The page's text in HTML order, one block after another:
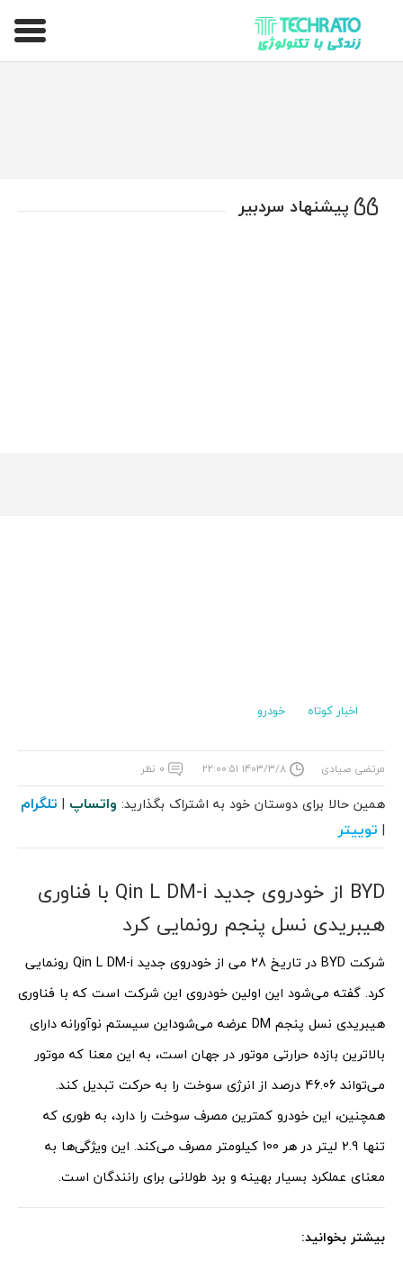
تکراتو – زندگی با تکنولوژی
پیشنهاد سردبیر
اخبار کوتاه خودرو
مرتضی صیادی ۱۴۰۳/۳/۸ ۲۲:۰۰:۵۱ ۰ نظر
همین حالا برای دوستان خود به اشتراک بگذارید: واتساپ | تلگرام
| توییتر
BYD از خودروی جدید Qin L DM-i با فناوری
هیبریدی نسل پنجم رونمایی کرد
شرکت BYD در تاریخ 28 می از خودروی جدید Qin L DM-i رونمایی
کرد. گفته می‌شود این اولین خودروی این شرکت است که با فناوری
هیبریدی نسل پنجم DM عرضه می‌شود
این سیستم نوآورانه دارای
بالاترین بازده حرارتی موتور در جهان است، به این معنا که موتور
می‌تواند 46.06 درصد از انرژی سوخت را به حرکت تبدیل کند.
همچنین، این خودرو کمترین مصرف سوخت را دارد، به طوری که
تنها 2.9 لیتر در هر 100 کیلومتر مصرف می‌کند. این ویژگی‌ها به
معنای عملکرد بسیار بهینه و برد طولانی برای رانندگان است.
بیشتر بخوانید: